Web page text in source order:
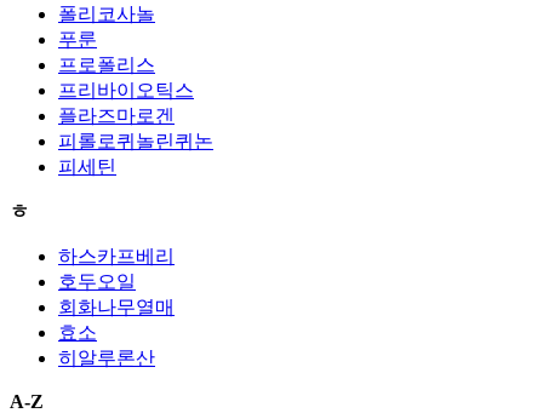
폴리코사놀
푸룬
프로폴리스
프리바이오틱스
플라즈마로겐
피롤로퀴놀린퀴논
피세틴
ㅎ
하스카프베리
호두오일
회화나무열매
효소
히알루론산
A-Z